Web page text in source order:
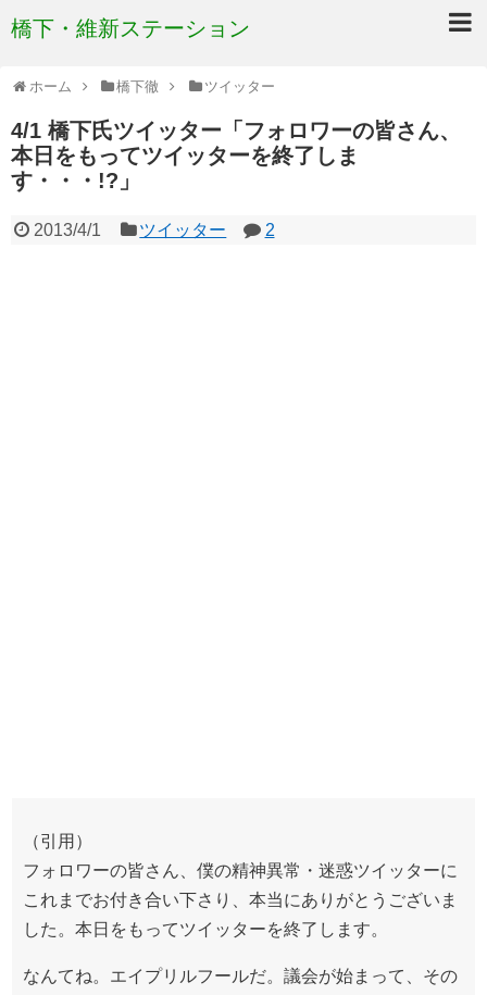
橋下・維新ステーション
ホーム 橋下徹 ツイッター
4/1 橋下氏ツイッター「フォロワーの皆さん、
本日をもってツイッターを終了しま
す・・・!?」
2013/4/1 ツイッター 2
（引用）
フォロワーの皆さん、僕の精神異常・迷惑ツイッターに
これまでお付き合い下さり、本当にありがとうございま
した。本日をもってツイッターを終了します。
なんてね。エイプリルフールだ。議会が始まって、その